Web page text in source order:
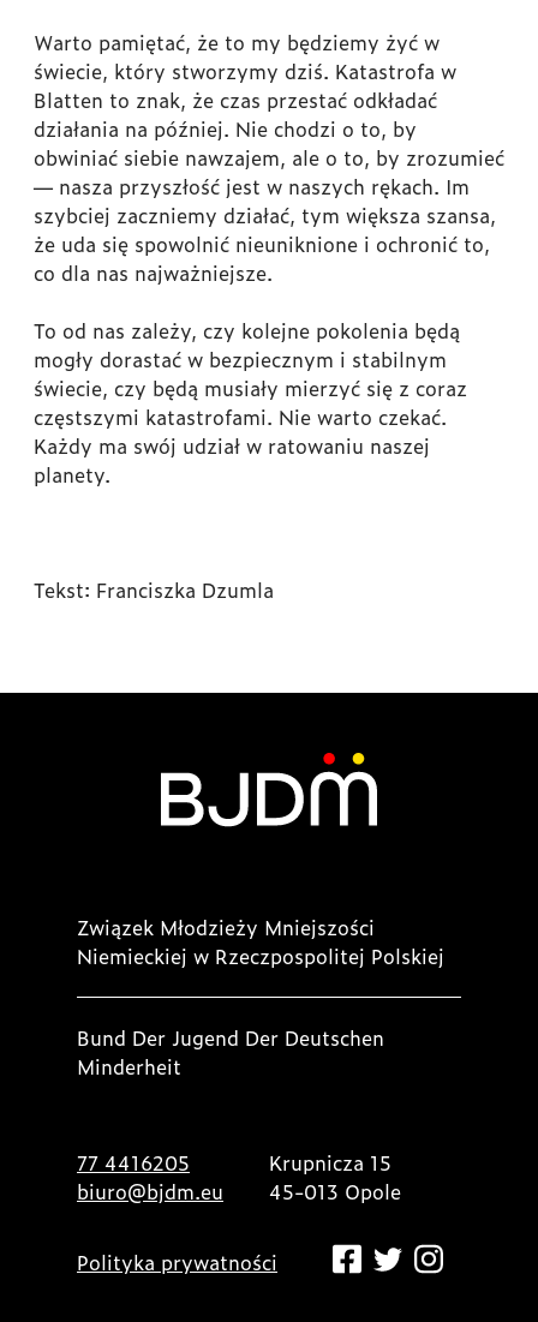
Warto pamiętać, że to my będziemy żyć w
świecie, który stworzymy dziś. Katastrofa w
Blatten to znak, że czas przestać odkładać
działania na później. Nie chodzi o to, by
obwiniać siebie nawzajem, ale o to, by zrozumieć
— nasza przyszłość jest w naszych rękach. Im
szybciej zaczniemy działać, tym większa szansa,
że uda się spowolnić nieuniknione i ochronić to,
co dla nas najważniejsze.
To od nas zależy, czy kolejne pokolenia będą
mogły dorastać w bezpiecznym i stabilnym
świecie, czy będą musiały mierzyć się z coraz
częstszymi katastrofami. Nie warto czekać.
Każdy ma swój udział w ratowaniu naszej
planety.
Tekst: Franciszka Dzumla
Związek Młodzieży Mniejszości
Niemieckiej w Rzeczpospolitej Polskiej
Bund Der Jugend Der Deutschen
Minderheit
77 4416205
biuro@bjdm.eu
Krupnicza 15
45-013 Opole
Polityka prywatności